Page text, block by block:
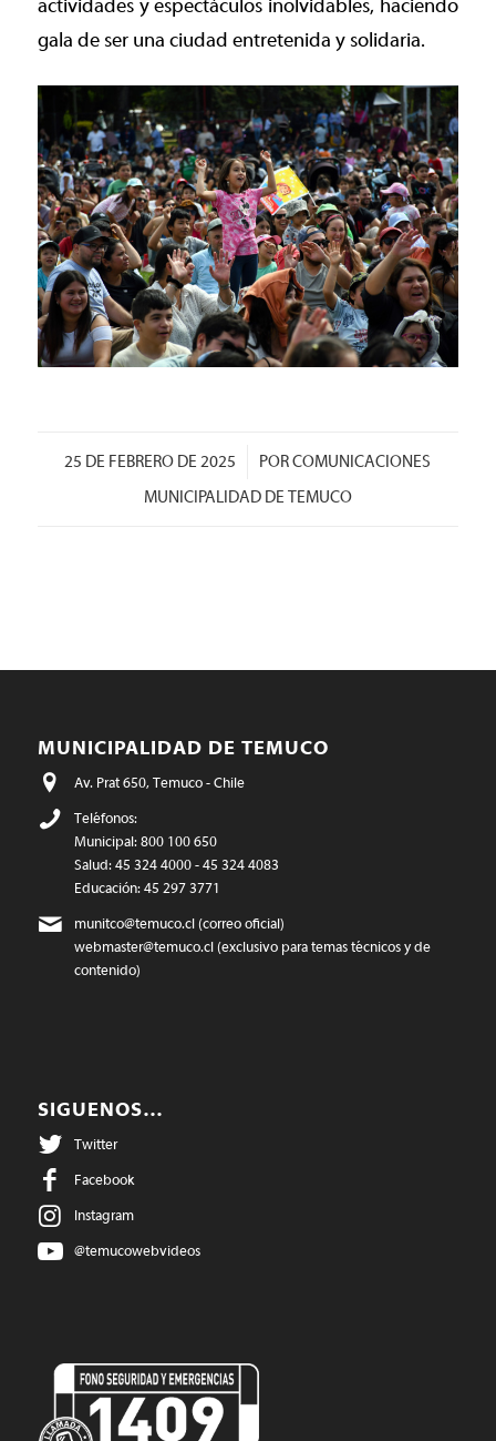
actividades y espectáculos inolvidables, haciendo
gala de ser una ciudad entretenida y solidaria.
25 DE FEBRERO DE 2025
/ PORCOMUNICACIONES
MUNICIPALIDAD DE TEMUCO
MUNICIPALIDAD DE TEMUCO
Av. Prat 650, Temuco - Chile
Teléfonos:
Municipal: 800 100 650
Salud: 45 324 4000 - 45 324 4083
Educación: 45 297 3771
munitco@temuco.cl(correo oficial)
webmaster@temuco.cl(exclusivo para temas técnicos y de
contenido)
SIGUENOS…
Twitter
Facebook
Instagram
@temucowebvideos